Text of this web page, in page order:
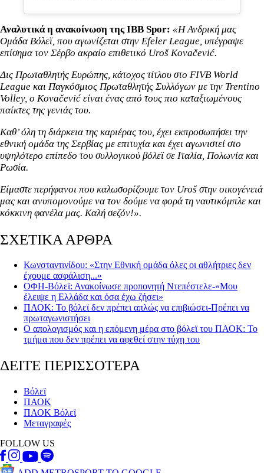
Αναλυτικά η ανακοίνωση της IBB Spor: «Η Ανδρική μας
Ομάδα Βόλεϊ, που αγωνίζεται στην Efeler League, υπέγραψε
επίσημα τον Σέρβο ακραίο επιθετικό Uroš Kovačević.
Δις Πρωταθλητής Ευρώπης, κάτοχος τίτλου στο FIVB World
League και Παγκόσμιος Πρωταθλητής Συλλόγων με την Trentino
Volley, ο Kovačević είναι ένας από τους πιο καταξιωμένους
παίκτες της γενιάς του.
Καθ’ όλη τη διάρκεια της καριέρας του, έχει εκπροσωπήσει την
εθνική ομάδα της Σερβίας με επιτυχία και έχει αγωνιστεί στο
υψηλότερο επίπεδο του συλλογικού βόλεϊ σε Ιταλία, Πολωνία και
Ρωσία.
Είμαστε περήφανοι που καλωσορίζουμε τον Uroš στην οικογένειά
μας και ανυπομονούμε να τον δούμε να φορά τη ναυτικόμπλε και
κόκκινη φανέλα μας. Καλή σεζόν!».
ΣΧΕΤΙΚΑ ΑΡΘΡΑ
Κωνσταντινίδου: «Στην Εθνική ομάδα όλες οι αθλήτριες δεν
έχουμε ασφάλιση...»
ΟΦΗ-Βόλεϊ: Ανακοίνωσε προπονητή Ντεπέστελε-«Μου
έλειψε η Ελλάδα και όσα έχω ζήσει»
ΠΑΟΚ: Το βόλεϊ δεν πρέπει απλώς να επιβιώσει-Πρέπει να
πρωταγωνιστήσει
Ο απολογισμός και η επόμενη μέρα στο βόλεϊ του ΠΑΟΚ: Το
τμήμα που δεν πρέπει να αφεθεί στην τύχη του
ΔΕΙΤΕ ΠΕΡΙΣΣΟΤΕΡΑ
Βόλεϊ
ΠΑΟΚ
ΠΑΟΚ Βόλεϊ
Μεταγραφές
FOLLOW US